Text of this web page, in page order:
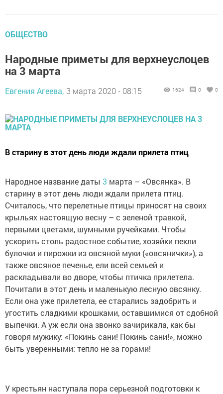
ОБЩЕСТВО
Народные приметы для верхнеуслоцев
на 3 марта
Евгения Агеева, 3 марта 2020 - 08:15 1624 0 0
В старину в этот день люди ждали прилета птиц
Народное название даты 3 марта – «Овсянка». В
старину в этот день люди ждали прилета птиц.
Считалось, что перелетные птицы приносят на своих
крыльях настоящую весну – с зеленой травкой,
первыми цветами, шумными ручейками. Чтобы
ускорить столь радостное событие, хозяйки пекли
булочки и пирожки из овсяной муки («овсянички»), а
также овсяное печенье, ели всей семьей и
раскладывали во дворе, чтобы птичка прилетела.
Почитали в этот день и маленькую лесную овсянку.
Если она уже прилетела, ее старались задобрить и
угостить сладкими крошками, оставшимися от сдобной
выпечки. А уж если она звонко зачирикала, как бы
говоря мужику: «Покинь сани! Покинь сани!», можно
быть уверенными: тепло не за горами!
У крестьян наступала пора серьезной подготовки к